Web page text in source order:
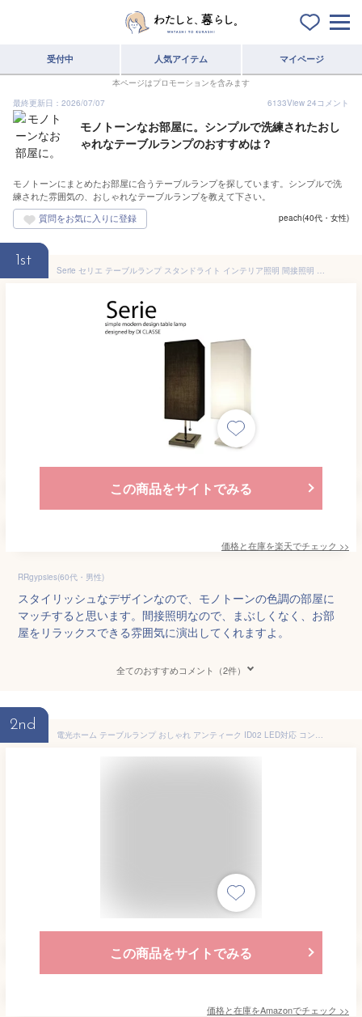
受付中 人気アイテム マイページ
本ページはプロモーションを含みます
最終更新日：2026/07/07
6133View 24コメント
モノトーンなお部屋に。シンプルで洗練されたおし
ゃれなテーブルランプのおすすめは？
モノトーンにまとめたお部屋に合うテーブルランプを探しています。シンプルで洗
練された雰囲気の、おしゃれなテーブルランプを教えて下さい。
peach(40代・女性)
1st
Serie セリエ テーブルランプ スタンドライト インテリア照明 間接照明 デスクライト LED対応 ブラック ホワイト シンプル モダン おしゃれ ホテルライク スマート スタイリッシュ モノトーン 寝室 廊下 書斎 照明【DI CLASSE：ディクラッセ】 (CP4(PX10
この商品をサイトでみる
価格と在庫を楽天でチェック >>
RRgypsies(60代・男性)
スタイリッシュなデザインなので、モノトーンの色調の部屋に
マッチすると思います。間接照明なので、まぶしくなく、お部
屋をリラックスできる雰囲気に演出してくれますよ。
全てのおすすめコメント（2件）
2nd
電光ホーム テーブルランプ おしゃれ アンティーク ID02 LED対応 コンセント式 インダストリアル デスクランプ デスクライト テーブルライト レトロ アメリカン 北欧 ランプ ベッドサイド インテリアライト 間接照明 スチール 寝室 卓上 シンプル 上品
この商品をサイトでみる
価格と在庫をAmazonでチェック >>